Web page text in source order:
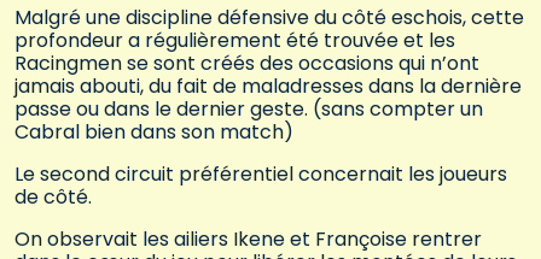
Malgré une discipline défensive du côté eschois, cette
profondeur a régulièrement été trouvée et les
Racingmen se sont créés des occasions qui n’ont
jamais abouti, du fait de maladresses dans la dernière
passe ou dans le dernier geste. (sans compter un
Cabral bien dans son match)
Le second circuit préférentiel concernait les joueurs
de côté.
On observait les ailiers Ikene et Françoise rentrer